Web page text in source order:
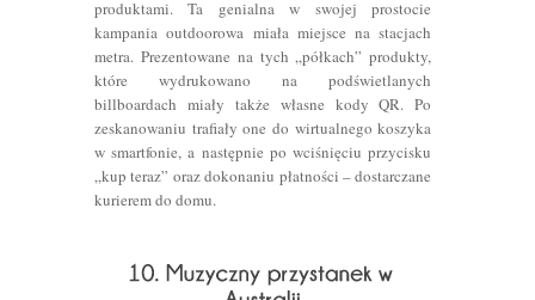
produktami. Ta genialna w swojej prostocie
kampania outdoorowa miała miejsce na stacjach
metra. Prezentowane na tych „półkach” produkty,
które wydrukowano na podświetlanych
billboardach miały także własne kody QR. Po
zeskanowaniu trafiały one do wirtualnego koszyka
w smartfonie, a następnie po wciśnięciu przycisku
„kup teraz” oraz dokonaniu płatności – dostarczane
kurierem do domu.